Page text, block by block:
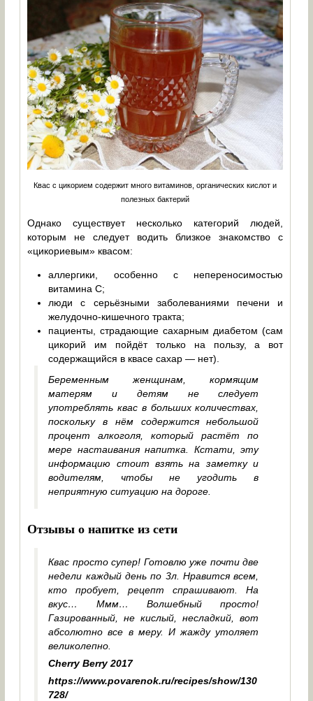
Квас с цикорием содержит много витаминов, органических кислот и
полезных бактерий
Однако существует несколько категорий людей,
которым не следует водить близкое знакомство с
«цикориевым» квасом:
аллергики, особенно с непереносимостью
витамина С;
люди с серьёзными заболеваниями печени и
желудочно-кишечного тракта;
пациенты, страдающие сахарным диабетом (сам
цикорий им пойдёт только на пользу, а вот
содержащийся в квасе сахар — нет).
Беременным женщинам, кормящим
матерям и детям не следует
употреблять квас в больших количествах,
поскольку в нём содержится небольшой
процент алкоголя, который растёт по
мере настаивания напитка. Кстати, эту
информацию стоит взять на заметку и
водителям, чтобы не угодить в
неприятную ситуацию на дороге.
Отзывы о напитке из сети
Квас просто супер! Готовлю уже почти две
недели каждый день по 3л. Нравится всем,
кто пробует, рецепт спрашивают. На
вкус… Ммм… Волшебный просто!
Газированный, не кислый, несладкий, вот
абсолютно все в меру. И жажду утоляет
великолепно.
Cherry Berry 2017
https://www.povarenok.ru/recipes/show/130
728/